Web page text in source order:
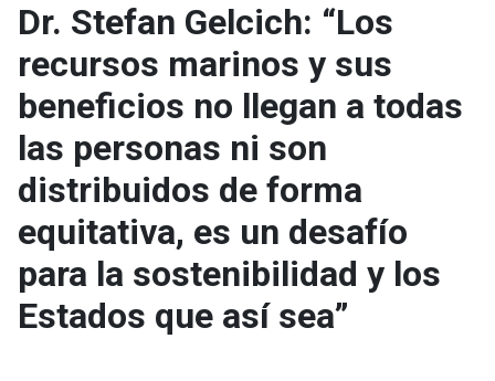
Quiénes somos
Direcciones
Académicos
Consejo de Facultad
Secretaría Académica
Documentos FCB
Investigación
Dirección Investigación
Grupos de Investigación
Institutos y Centros
FCB en el Territorio
Estudiantes
Pregrado
Postgrado
Centro de Estudiantes
Publicaciones
Contacto
Dr. Stefan Gelcich: “Los
recursos marinos y sus
beneficios no llegan a todas
las personas ni son
distribuidos de forma
equitativa, es un desafío
para la sostenibilidad y los
Estados que así sea”